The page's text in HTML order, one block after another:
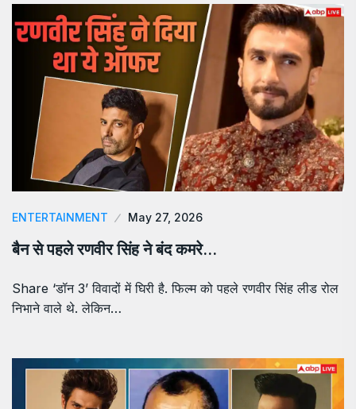
ENTERTAINMENT May 27, 2026
बैन से पहले रणवीर सिंह ने बंद कमरे…
Share ‘डॉन 3’ विवादों में घिरी है. फिल्म को पहले रणवीर सिंह लीड रोल
निभाने वाले थे. लेकिन…